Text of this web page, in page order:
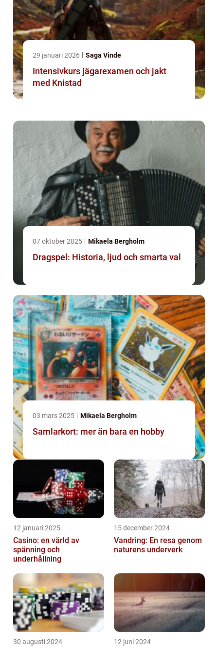
29 januari 2026 Saga Vinde
Intensivkurs jägarexamen och jakt
med Knistad
07 oktober 2025 Mikaela Bergholm
Dragspel: Historia, ljud och smarta val
03 mars 2025 Mikaela Bergholm
Samlarkort: mer än bara en hobby
12 januari 2025
Casino: en värld av
spänning och
underhållning
15 december 2024
Vandring: En resa genom
naturens underverk
30 augusti 2024 12 juni 2024